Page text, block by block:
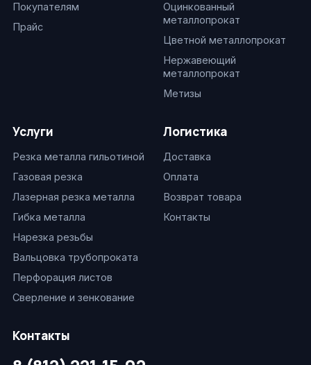
Покупателям
Прайс
Оцинкованный
металлопрокат
Цветной металлопрокат
Нержавеющий
металлопрокат
Метизы
Услуги
Резка металла гильотиной
Газовая резка
Лазерная резка металла
Гибка металла
Нарезка резьбы
Вальцовка трубопроката
Перфорация листов
Сверление и зенкование
Логистика
Доставка
Оплата
Возврат товара
Контакты
Контакты